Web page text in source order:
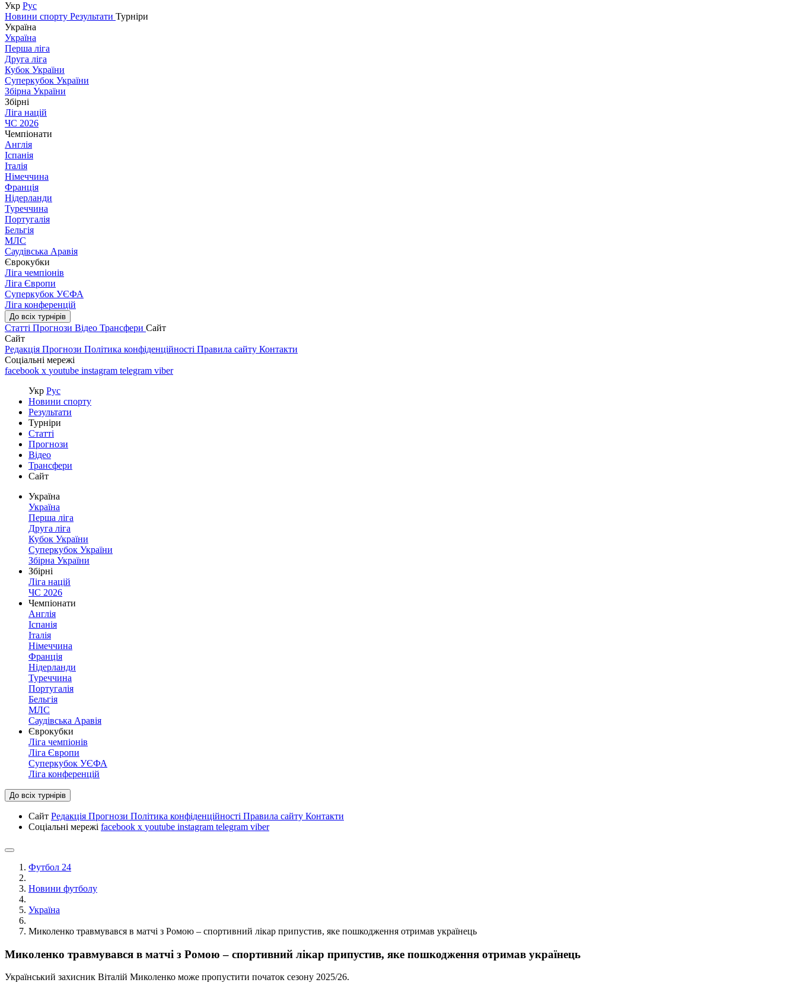
Укр Рус
Новини спорту Результати Турніри
Україна
Україна
Перша ліга
Друга ліга
Кубок України
Суперкубок України
Збірна України
Збірні
Ліга націй
ЧС 2026
Чемпіонати
Англія
Іспанія
Італія
Німеччина
Франція
Нідерланди
Туреччина
Португалія
Бельгія
МЛС
Саудівська Аравія
Єврокубки
Ліга чемпіонів
Ліга Європи
Суперкубок УЄФА
Ліга конференцій
До всіх турнірів
Статті Прогнози Відео Трансфери Сайт
Сайт
Редакція Прогнози Політика конфіденційності Правила сайту Контакти
Соціальні мережі
facebook x youtube instagram telegram viber
Укр Рус
Новини спорту
Результати
Турніри
Статті
Прогнози
Відео
Трансфери
Сайт
Україна
Україна
Перша ліга
Друга ліга
Кубок України
Суперкубок України
Збірна України
Збірні
Ліга націй
ЧС 2026
Чемпіонати
Англія
Іспанія
Італія
Німеччина
Франція
Нідерланди
Туреччина
Португалія
Бельгія
МЛС
Саудівська Аравія
Єврокубки
Ліга чемпіонів
Ліга Європи
Суперкубок УЄФА
Ліга конференцій
До всіх турнірів
Сайт Редакція Прогнози Політика конфіденційності Правила сайту Контакти
Соціальні мережі facebook x youtube instagram telegram viber
Футбол 24
Новини футболу
Україна
Миколенко травмувався в матчі з Ромою – спортивний лікар припустив, яке пошкодження отримав українець
Миколенко травмувався в матчі з Ромою – спортивний лікар припустив, яке пошкодження отримав українець
Український захисник Віталій Миколенко може пропустити початок сезону 2025/26.